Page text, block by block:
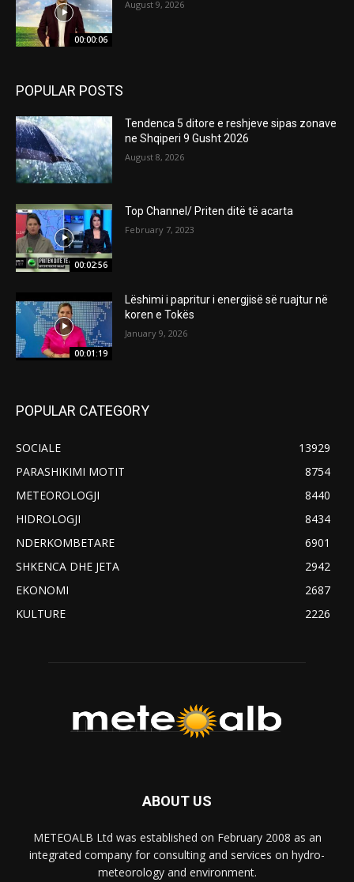
00:00:06
August 9, 2026
POPULAR POSTS
Tendenca 5 ditore e reshjeve sipas zonave
ne Shqiperi 9 Gusht 2026
August 8, 2026
00:02:56
Top Channel/ Priten ditë të acarta
February 7, 2023
00:01:19
Lëshimi i papritur i energjisë së ruajtur në
koren e Tokës
January 9, 2026
POPULAR CATEGORY
SOCIALE
13929
PARASHIKIMI MOTIT
8754
METEOROLOGJI
8440
HIDROLOGJI
8434
NDERKOMBETARE
6901
SHKENCA DHE JETA
2942
EKONOMI
2687
KULTURE
2226
ABOUT US
METEOALB Ltd was established on February 2008 as an
integrated company for consulting and services on hydro-
meteorology and environment.